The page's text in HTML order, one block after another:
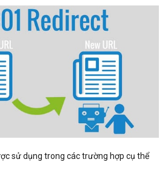
sử dụng trong các trường hợp cụ thể